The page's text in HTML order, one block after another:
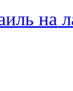
на